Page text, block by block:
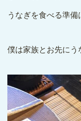
うなぎを食べる準備
僕は家族とお先にう